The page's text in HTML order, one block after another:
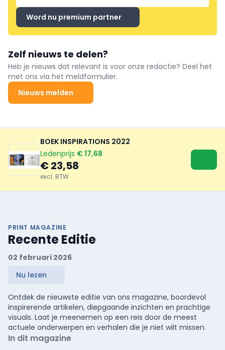
Word nu premium partner
Zelf nieuws te delen?
Heb je nieuws dat relevant is voor onze redactie? Deel het
met ons via het meldformulier.
Nieuws melden
BOEK INSPIRATIONS 2022
Ledenprijs € 17,68
€ 23,58
excl. BTW
PRINT MAGAZINE
Recente Editie
02 februari 2026
Nu lezen
Ontdek de nieuwste editie van ons magazine, boordevol
inspirerende artikelen, diepgaande inzichten en prachtige
visuals. Laat je meenemen op een reis door de meest
actuele onderwerpen en verhalen die je niet wilt missen.
In dit magazine